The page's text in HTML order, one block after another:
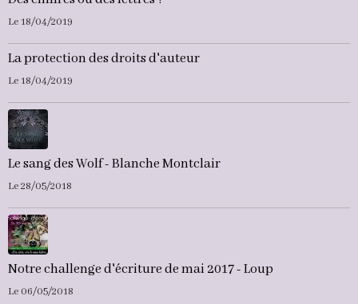
Le 18/04/2019
La protection des droits d'auteur
Le 18/04/2019
Le sang des Wolf - Blanche Montclair
Le 28/05/2018
Notre challenge d'écriture de mai 2017 - Loup
Le 06/05/2018